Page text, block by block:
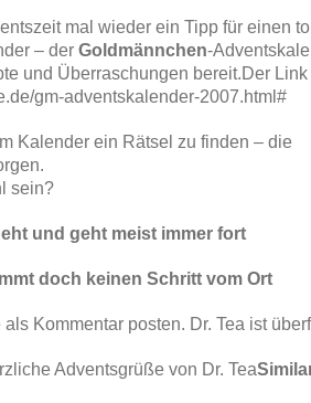
mal wieder ein Tipp für einen
– der Goldmännchen-
und Überraschungen bereit.Der Link
gm-adventskalender-2007.html#
Kalender ein Rätsel zu finden – die
sein?
und geht meist immer fort
doch keinen Schritt vom Ort
Kommentar posten. Dr. Tea ist
Adventsgrüße von Dr. Tea